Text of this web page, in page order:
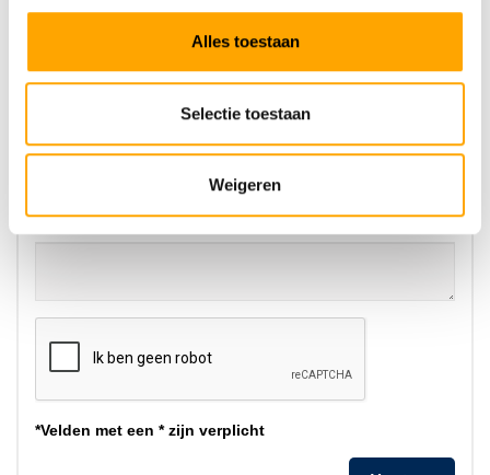
Alles toestaan
Selectie toestaan
Weigeren
Telefoonnummer
*Velden met een * zijn verplicht